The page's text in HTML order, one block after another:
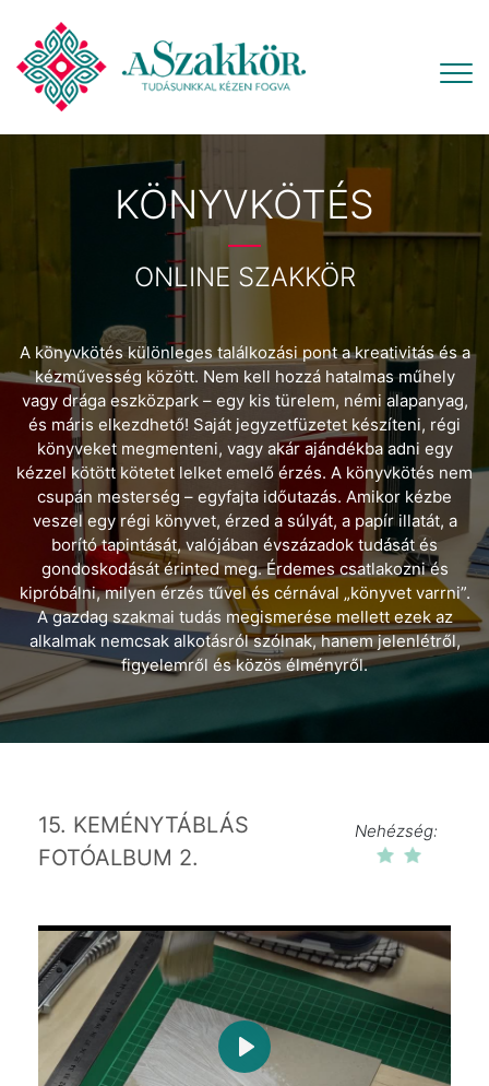
KÖNYVKÖTÉS
ONLINE SZAKKÖR
A könyvkötés különleges találkozási pont a kreativitás és a
kézművesség között. Nem kell hozzá hatalmas műhely
vagy drága eszközpark – egy kis türelem, némi alapanyag,
és máris elkezdhető! Saját jegyzetfüzetet készíteni, régi
könyveket megmenteni, vagy akár ajándékba adni egy
kézzel kötött kötetet lelket emelő érzés. A könyvkötés nem
csupán mesterség – egyfajta időutazás. Amikor kézbe
veszel egy régi könyvet, érzed a súlyát, a papír illatát, a
borító tapintását, valójában évszázadok tudását és
gondoskodását érinted meg. Érdemes csatlakozni és
kipróbálni, milyen érzés tűvel és cérnával „könyvet varrni”.
A gazdag szakmai tudás megismerése mellett ezek az
alkalmak nemcsak alkotásról szólnak, hanem jelenlétről,
figyelemről és közös élményről.
15. KEMÉNYTÁBLÁS
FOTÓALBUM 2.
Nehézség:
Play